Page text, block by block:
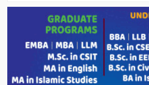
চন্দনাইশের হাশিমপুর ৪
হতদরিদ্র পরিবারের মাঝে
করেন মনজুর মোরশেদ
পরিবেশ রক্ষায়
সার্কেলের বৃক্ষরোপণ